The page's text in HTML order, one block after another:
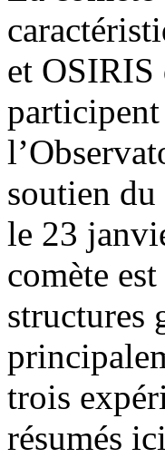
et OSIRIS
participent
soutien
le 23
comète
structures
trois
résumés